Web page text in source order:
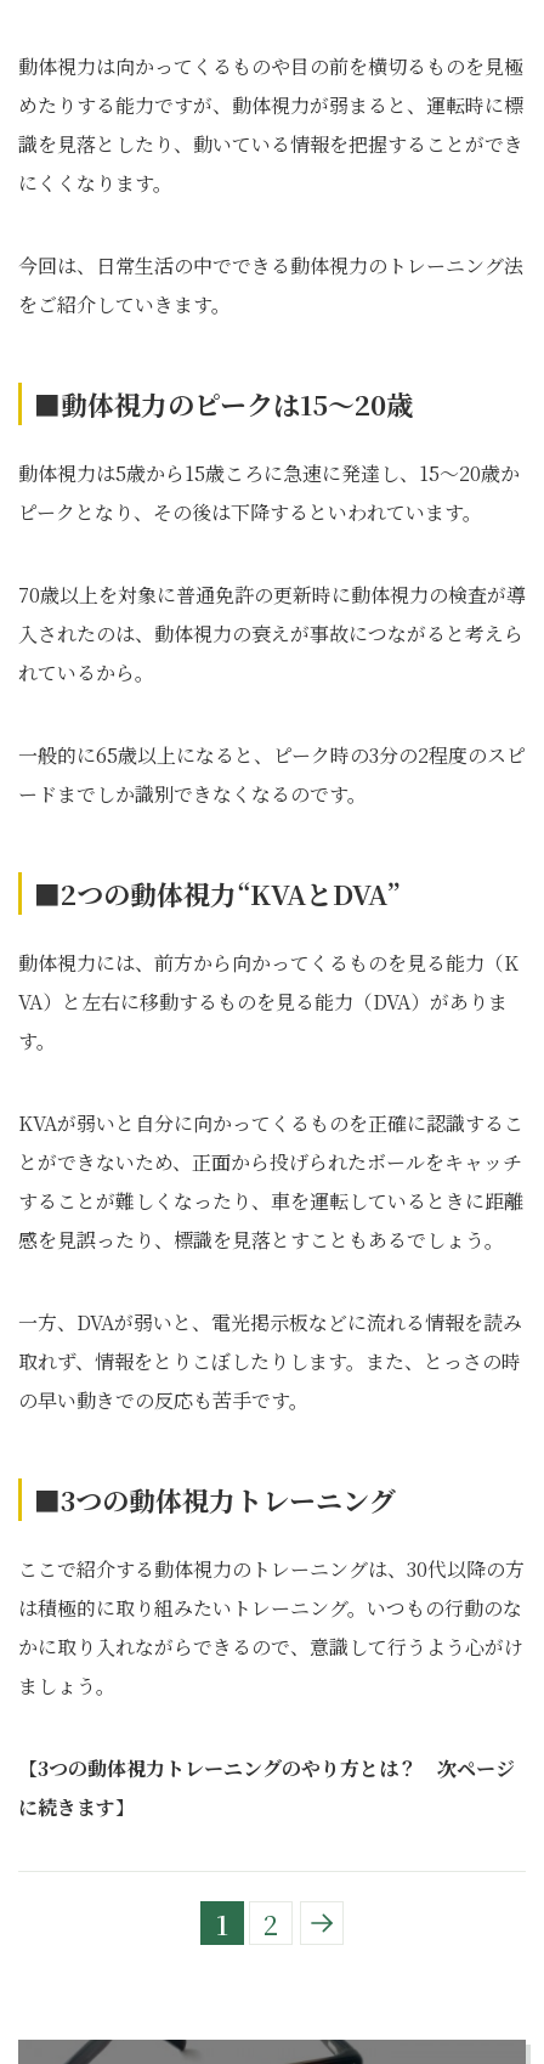
動体視力は向かってくるものや目の前を横切るものを見極
めたりする能力ですが、動体視力が弱まると、運転時に標
識を見落としたり、動いている情報を把握することができ
にくくなります。
今回は、日常生活の中でできる動体視力のトレーニング法
をご紹介していきます。
■動体視力のピークは15～20歳
動体視力は5歳から15歳ころに急速に発達し、15～20歳か
ピークとなり、その後は下降するといわれています。
70歳以上を対象に普通免許の更新時に動体視力の検査が導
入されたのは、動体視力の衰えが事故につながると考えら
れているから。
一般的に65歳以上になると、ピーク時の3分の2程度のスピ
ードまでしか識別できなくなるのです。
■2つの動体視力“KVAとDVA”
動体視力には、前方から向かってくるものを見る能力（K
VA）と左右に移動するものを見る能力（DVA）がありま
す。
KVAが弱いと自分に向かってくるものを正確に認識するこ
とができないため、 正面から投げられたボールをキャッチ
することが難しくなったり、 車を運転しているときに距離
感を見誤ったり、 標識を見落とすこともあるでしょう。
一方、DVAが弱いと、電光掲示板などに流れる情報を読み
取れず、情報をとりこぼしたりします。また、とっさの時
の早い動きでの反応も苦手です。
■3つの動体視力トレーニング
ここで紹介する動体視力のトレーニングは、30代以降の方
は積極的に取り組みたいトレーニング。いつもの行動のな
かに取り入れながらできるので、意識して行うよう心がけ
ましょう。
【3つの動体視力トレーニングのやり方とは？ 次ページ
に続きます】
1 2